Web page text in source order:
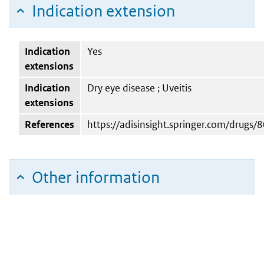
Indication extension
Indication
extensions
Yes
Indication
extensions
Dry eye disease ; Uveitis
References https://adisinsight.springer.com/drugs/
Other information